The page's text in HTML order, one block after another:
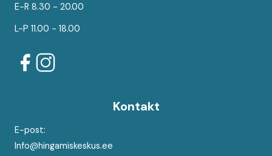
E-R 8.30 - 20.00
L-P 11.00 - 18.00
Kontakt
E-post:
Info@hingamiskeskus.ee